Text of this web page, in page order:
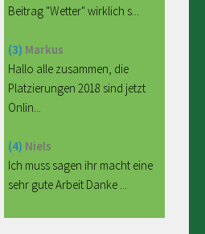
Beitrag "Wetter" wirklich s...
(3) Markus
Hallo alle zusammen, die
Platzierungen 2018 sind jetzt
Onlin...
(4) Niels
Ich muss sagen ihr macht eine
sehr gute Arbeit Danke ...